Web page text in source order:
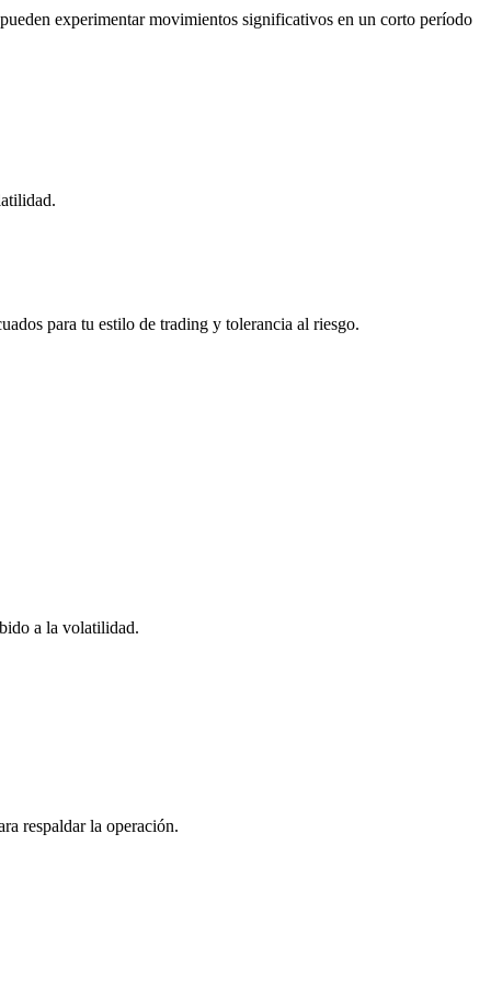
experimentar movimientos significativos en un corto período
para tu estilo de trading y tolerancia al riesgo.
a la volatilidad.
respaldar la operación.